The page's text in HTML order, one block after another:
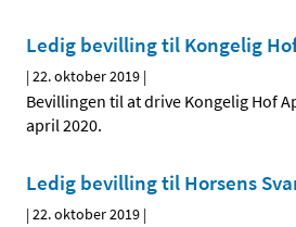
Ledig bevilling til Kongelig
|22. oktober 2019 |
Bevillingen til at drive Kongelig Hof
april 2020.
Ledig bevilling til Horsens
|22. oktober 2019 |